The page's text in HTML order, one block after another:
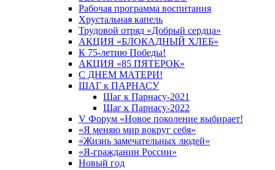
Рабочая программа воспитания
Хрустальная капель
Трудовой отряд «Добрый сердца»
АКЦИЯ «БЛОКАДНЫЙ ХЛЕБ»
К 75-летию Победы!
АКЦИЯ «85 ПЯТЕРОК»
С ДНЕМ МАТЕРИ!
ШАГ к ПАРНАСУ
Шаг к Парнасу-2021
Шаг к Парнасу-2022
V Форум «Новое поколение выбирает!
«Я меняю мир вокруг себя»
«Жизнь замечательных людей»
«Я-гражданин России»
Новый год